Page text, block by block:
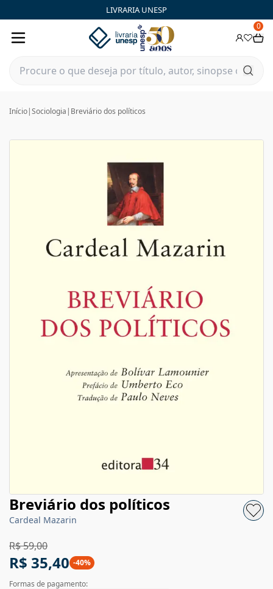
LIVRARIA UNESP
0
Início|Sociologia | Breviário dos políticos
Breviário dos políticos
Cardeal Mazarin
R$ 59,00
R$ 35,40 -40%
Formas de pagamento: